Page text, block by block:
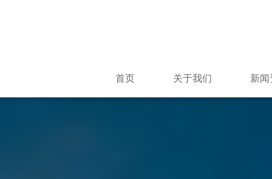
首页 关于我们 新闻